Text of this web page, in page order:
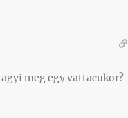
meg egy vattacukor?